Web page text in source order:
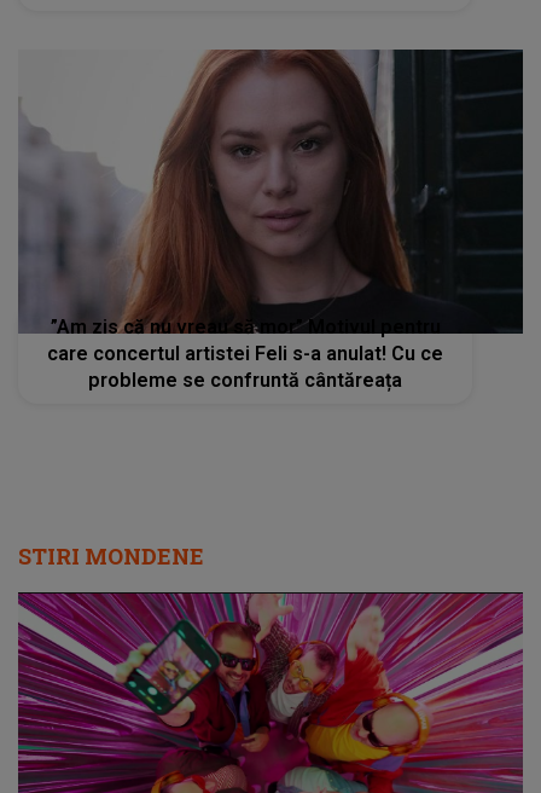
”Am zis că nu vreau să mor” Motivul pentru
care concertul artistei Feli s-a anulat! Cu ce
probleme se confruntă cântăreața
STIRI MONDENE